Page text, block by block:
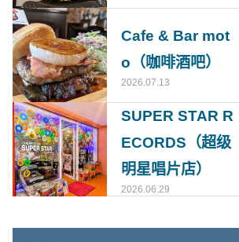
Cafe & Bar mot
o（咖啡酒吧）
2026.07.13
SUPER STAR R
ECORDS（超级
明星唱片店）
2026.06.29